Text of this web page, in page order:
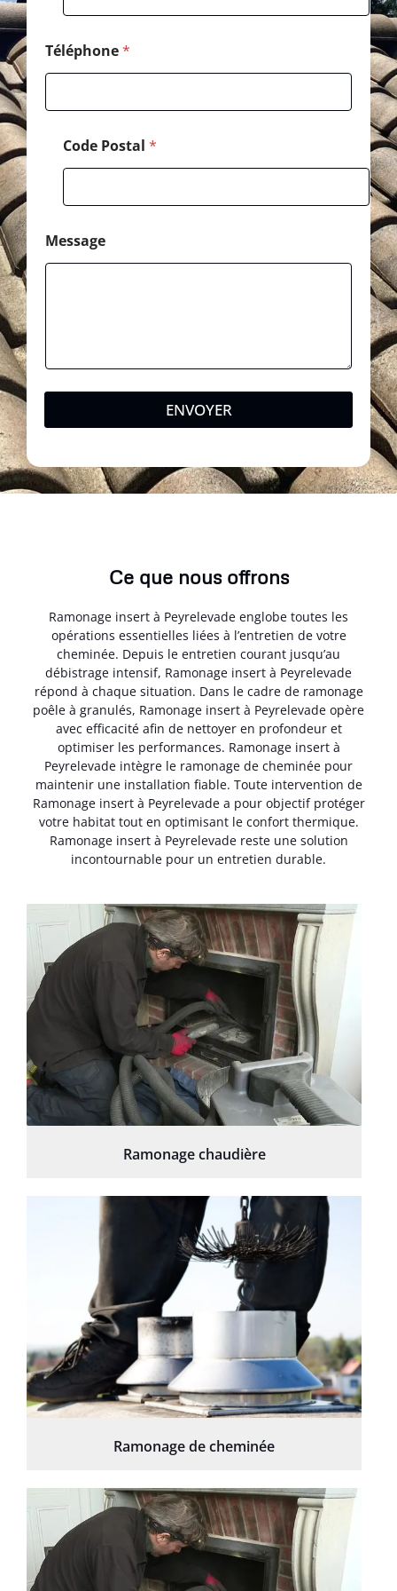
m
Téléphone*
Code Postal *
Message
ENVOYER
Ce que nous offrons
Ramonage insert à Peyrelevade englobe toutes les
opérations essentielles liées à l’entretien de votre
cheminée. Depuis le entretien courant jusqu’au
débistrage intensif, Ramonage insert à Peyrelevade
répond à chaque situation. Dans le cadre de ramonage
poêle à granulés, Ramonage insert à Peyrelevade opère
avec efficacité afin de nettoyer en profondeur et
optimiser les performances. Ramonage insert à
Peyrelevade intègre le ramonage de cheminée pour
maintenir une installation fiable. Toute intervention de
Ramonage insert à Peyrelevade a pour objectif protéger
votre habitat tout en optimisant le confort thermique.
Ramonage insert à Peyrelevade reste une solution
incontournable pour un entretien durable.
Ramonage chaudière
Ramonage de cheminée